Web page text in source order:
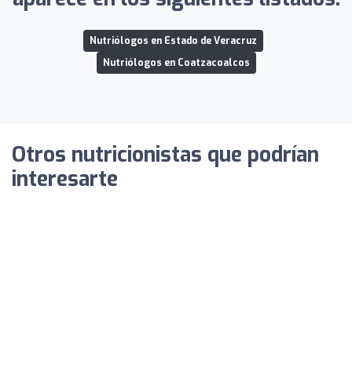
Nutriólogos en Estado de Veracruz
Nutriólogos en Coatzacoalcos
Otros nutricionistas que podrían
interesarte